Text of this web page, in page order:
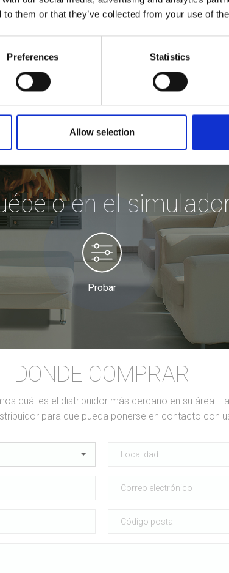
to them or that they’ve collected from your use of
Preferences Statistics
Allow selection
en el
Probar
DONDE COMPRAR
cuál es el distribuidor más cercano en su área.
para que pueda ponerse en contacto con